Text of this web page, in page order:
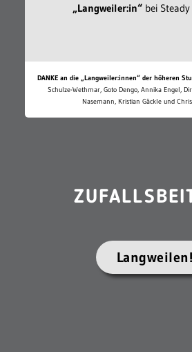
„Langweiler:in“bei Steady
DANKE an die „Langweiler:innen“ der höheren
Schulze-Wethmar, Goto Dengo, Annika Engel,
Nasemann, Kristian Gäckle und
Langweilen!